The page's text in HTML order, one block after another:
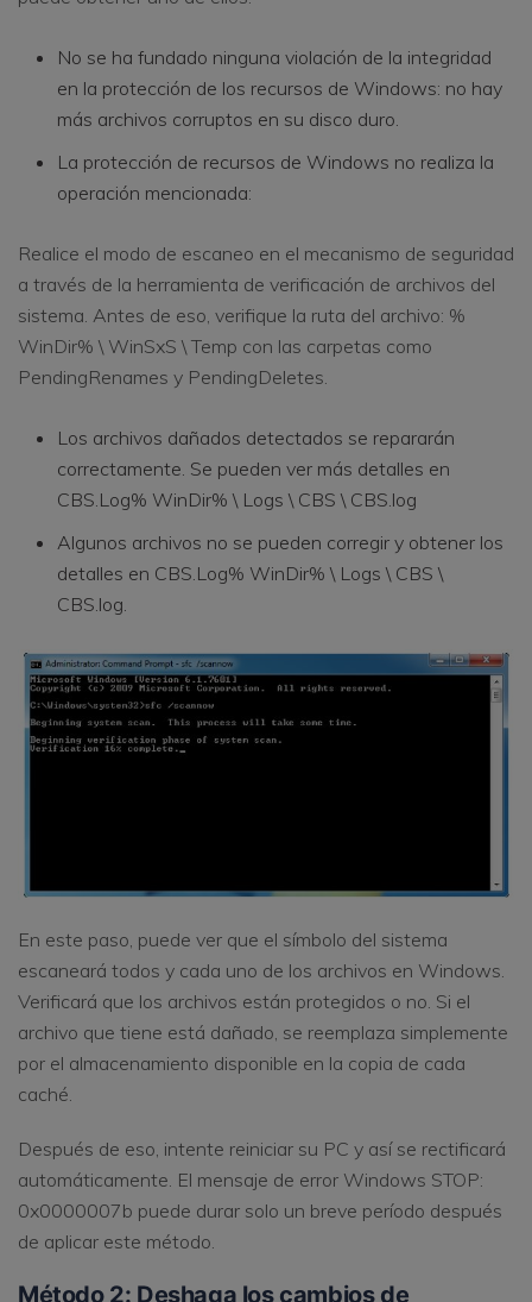
No se ha fundado ninguna violación de la integridad
en la protección de los recursos de Windows: no hay
más archivos corruptos en su disco duro.
La protección de recursos de Windows no realiza la
operación mencionada:
Realice el modo de escaneo en el mecanismo de seguridad
a través de la herramienta de verificación de archivos del
sistema. Antes de eso, verifique la ruta del archivo: %
WinDir% \ WinSxS \ Temp con las carpetas como
PendingRenames y PendingDeletes.
Los archivos dañados detectados se repararán
correctamente. Se pueden ver más detalles en
CBS.Log% WinDir% \ Logs \ CBS \ CBS.log
Algunos archivos no se pueden corregir y obtener los
detalles en CBS.Log% WinDir% \ Logs \ CBS \
CBS.log.
En este paso, puede ver que el símbolo del sistema
escaneará todos y cada uno de los archivos en Windows.
Verificará que los archivos están protegidos o no. Si el
archivo que tiene está dañado, se reemplaza simplemente
por el almacenamiento disponible en la copia de cada
caché.
Después de eso, intente reiniciar su PC y así se rectificará
automáticamente. El mensaje de error Windows STOP:
0x0000007b puede durar solo un breve período después
de aplicar este método.
Método 2: Deshaga los cambios de